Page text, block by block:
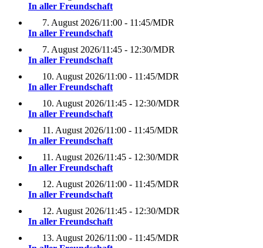
In aller Freundschaft
7. August 2026/11:00 - 11:45/MDR
In aller Freundschaft
7. August 2026/11:45 - 12:30/MDR
In aller Freundschaft
10. August 2026/11:00 - 11:45/MDR
In aller Freundschaft
10. August 2026/11:45 - 12:30/MDR
In aller Freundschaft
11. August 2026/11:00 - 11:45/MDR
In aller Freundschaft
11. August 2026/11:45 - 12:30/MDR
In aller Freundschaft
12. August 2026/11:00 - 11:45/MDR
In aller Freundschaft
12. August 2026/11:45 - 12:30/MDR
In aller Freundschaft
13. August 2026/11:00 - 11:45/MDR